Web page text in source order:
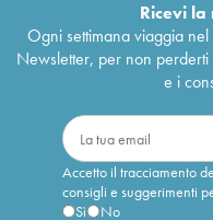
Ricevi
Ogni settimana viaggia
Newsletter, per non
e i
Accetto il tracciamento
consigli e suggerimenti
Sì
No